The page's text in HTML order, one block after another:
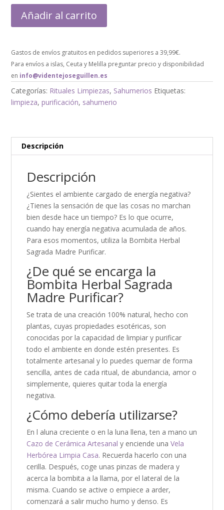
Añadir al carrito
Gastos de envíos gratuitos en pedidos superiores a 39,99€.
Para envíos a islas, Ceuta y Melilla preguntar precio y disponibilidad
en info@videntejoseguillen.es
Categorías: Rituales Limpiezas, Sahumerios Etiquetas:
limpieza,purificación, sahumerio
Descripción
Descripción
¿Sientes el ambiente cargado de energía negativa?
¿Tienes la sensación de que las cosas no marchan
bien desde hace un tiempo? Es lo que ocurre,
cuando hay energía negativa acumulada de años.
Para esos momentos, utiliza la Bombita Herbal
Sagrada Madre Purificar.
¿De qué se encarga la
Bombita Herbal Sagrada
Madre Purificar?
Se trata de una creación 100% natural, hecho con
plantas, cuyas propiedades esotéricas, son
conocidas por la capacidad de limpiar y purificar
todo el ambiente en donde estén presentes. Es
totalmente artesanal y lo puedes quemar de forma
sencilla, antes de cada ritual, de abundancia, amor o
simplemente, quieres quitar toda la energía
negativa.
¿Cómo debería utilizarse?
En l aluna creciente o en la luna llena, ten a mano un
Cazo de Cerámica Artesanal y enciende unaVela
Herbórea Limpia Casa. Recuerda hacerlo con una
cerilla. Después, coge unas pinzas de madera y
acerca la bombita a la llama, por el lateral de la
misma. Cuando se active o empiece a arder,
comenzará a salir mucho humo y denso. Es